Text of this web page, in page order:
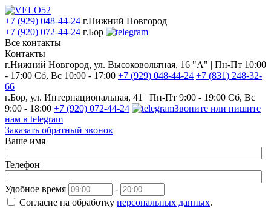
+7 (929) 048-44-24 г.Нижний Новгород
+7 (920) 072-44-24 г.Бор
Все контакты
Контакты
г.Нижний Новгород, ул. Высоковольтная, 16 "А" | Пн-Пт 10:00
- 17:00 Сб, Вс 10:00 - 17:00 +7 (929) 048-44-24 +7 (831) 248-32-
66
г.Бор, ул. Интернациональная, 41 | Пн-Пт 9:00 - 19:00 Сб, Вс
9:00 - 18:00 +7 (920) 072-44-24
Звоните или пишите
нам в telegram
Заказать обратный звонок
Ваше имя
Телефон
Удобное время
-
Согласие на обработку персональных данных.